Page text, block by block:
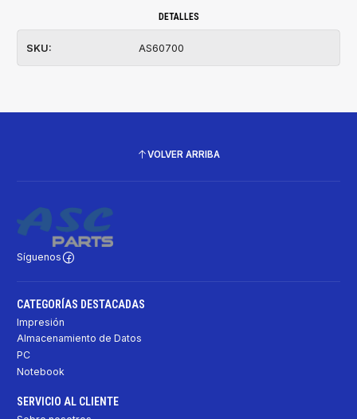
DETALLES
SKU: AS60700
VOLVER ARRIBA
Síguenos
CATEGORÍAS DESTACADAS
Impresión
Almacenamiento de Datos
PC
Notebook
SERVICIO AL CLIENTE